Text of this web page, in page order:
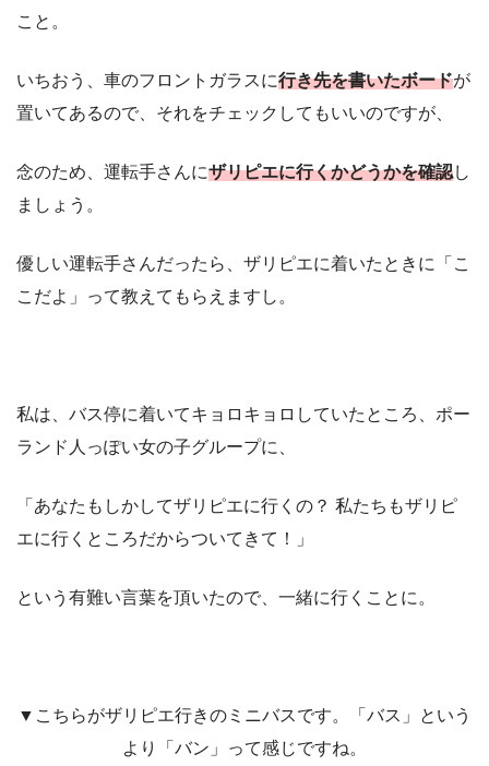
こと。
いちおう、車のフロントガラスに行き先を書いたボードが
置いてあるので、それをチェックしてもいいのですが、
念のため、運転手さんにザリピエに行くかどうかを確認し
ましょう。
優しい運転手さんだったら、ザリピエに着いたときに「こ
こだよ」って教えてもらえますし。
私は、バス停に着いてキョロキョロしていたところ、ポー
ランド人っぽい女の子グループに、
「あなたもしかしてザリピエに行くの？ 私たちもザリピ
エに行くところだからついてきて！」
という有難い言葉を頂いたので、一緒に行くことに。
▼こちらがザリピエ行きのミニバスです。「バス」という
より「バン」って感じですね。